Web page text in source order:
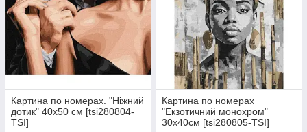
Картина по номерах. "Ніжний
дотик" 40х50 см [tsi280804-
TSI]
Картина по номерах
"Екзотичний монохром"
30х40см [tsi280805-TSI]